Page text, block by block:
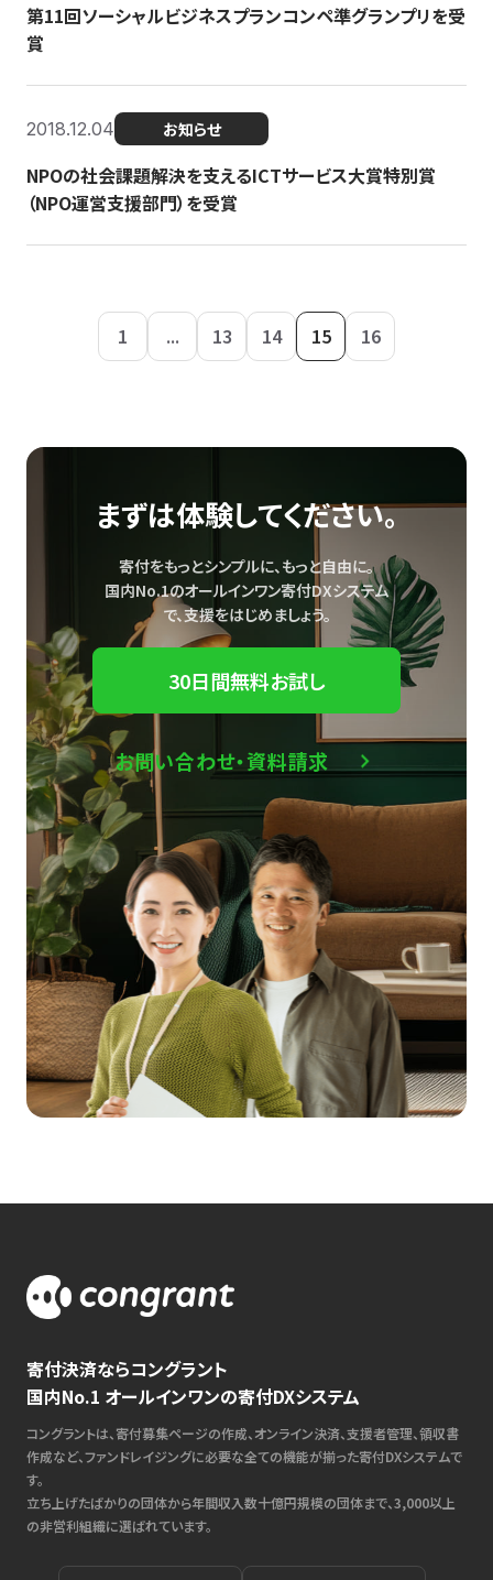
第11回ソーシャルビジネスプランコンペ準グランプリを受
賞
2018.12.04 お知らせ
NPOの社会課題解決を支えるICTサービス大賞特別賞
（NPO運営支援部門）を受賞
1 ... 13 14 15 16
まずは体験してください。
寄付をもっとシンプルに、もっと自由に。
国内No.1のオールインワン寄付DXシステム
で、支援をはじめましょう。
30日間無料お試し
お問い合わせ・資料請求
寄付決済ならコングラント
国内No.1 オールインワンの寄付DXシステム
コングラントは、寄付募集ページの作成、オンライン決済、支援者管理、領収書
作成など、ファンドレイジングに必要な全ての機能が揃った寄付DXシステムで
す。
立ち上げたばかりの団体から年間収入数十億円規模の団体まで、3,000以上
の非営利組織に選ばれています。